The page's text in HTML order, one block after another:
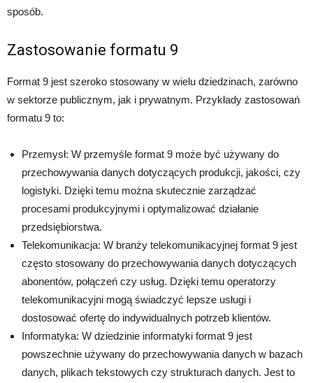
sposób.
Zastosowanie formatu 9
Format 9 jest szeroko stosowany w wielu dziedzinach, zarówno
w sektorze publicznym, jak i prywatnym. Przykłady zastosowań
formatu 9 to:
Przemysł: W przemyśle format 9 może być używany do
przechowywania danych dotyczących produkcji, jakości, czy
logistyki. Dzięki temu można skutecznie zarządzać
procesami produkcyjnymi i optymalizować działanie
przedsiębiorstwa.
Telekomunikacja: W branży telekomunikacyjnej format 9 jest
często stosowany do przechowywania danych dotyczących
abonentów, połączeń czy usług. Dzięki temu operatorzy
telekomunikacyjni mogą świadczyć lepsze usługi i
dostosować ofertę do indywidualnych potrzeb klientów.
Informatyka: W dziedzinie informatyki format 9 jest
powszechnie używany do przechowywania danych w bazach
danych, plikach tekstowych czy strukturach danych. Jest to